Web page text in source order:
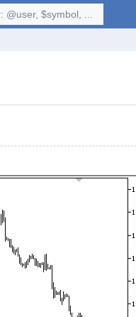
@user, $symbol, ...